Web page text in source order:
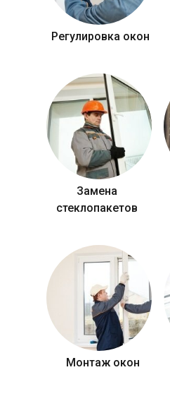
Регулировка окон
Замена
стеклопакетов
Монтаж окон